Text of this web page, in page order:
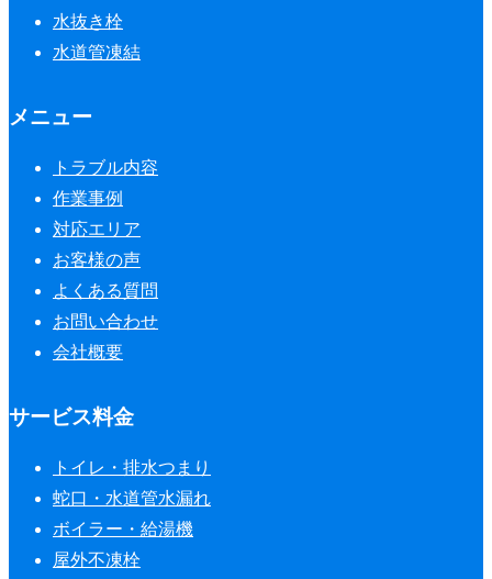
水抜き栓
水道管凍結
メニュー
トラブル内容
作業事例
対応エリア
お客様の声
よくある質問
お問い合わせ
会社概要
サービス料金
トイレ・排水つまり
蛇口・水道管水漏れ
ボイラー・給湯機
屋外不凍栓